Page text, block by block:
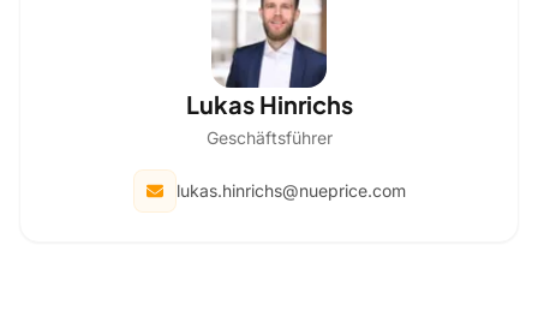
Lukas Hinrichs
Geschäftsführer
lukas.hinrichs@nueprice.com